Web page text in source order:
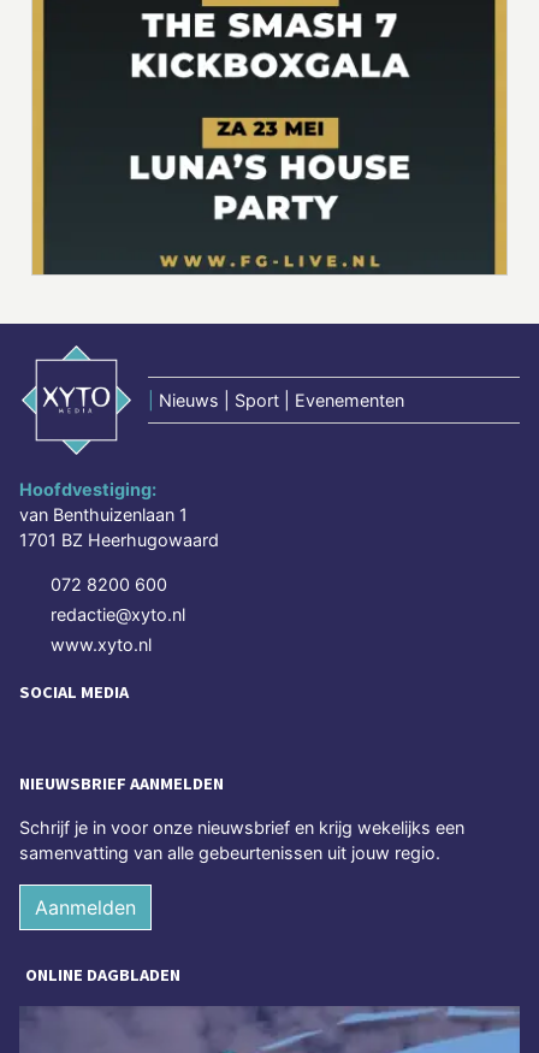
Nieuws | Sport | Evenementen
Hoofdvestiging:
van Benthuizenlaan 1
1701 BZ Heerhugowaard
072 8200 600
redactie@xyto.nl
www.xyto.nl
SOCIAL MEDIA
NIEUWSBRIEF AANMELDEN
Schrijf je in voor onze nieuwsbrief en krijg wekelijks een
samenvatting van alle gebeurtenissen uit jouw regio.
Aanmelden
ONLINE DAGBLADEN